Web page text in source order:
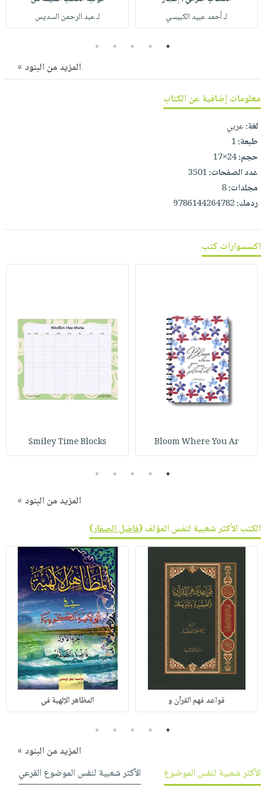
صابون
أطفال
فيديوهات
أسئلة
خدمات
نيل
وفرات
انشر
كتابك
تواصل
معنا
الإصدارات
لـ أحمد عبيد الكبيسي
لـ عبد الرحمن السديس
1
2
3
4
5
المزيد من البنود »
معلومات إضافية عن الكتاب
لغة:عربي
طبعة:1
حجم:24×17
عدد الصفحات:3501
مجلدات:8
ردمك:9786144264782
اكسسوارات كتب
Bloom Where You Ar
Smiley Time Blocks
1
2
3
4
5
المزيد من البنود »
الكتب الأكثر شعبية لنفس المؤلف (فاضل الصفار)
قواعد فهم القرآن و المظاهر الإلهية في
1
2
3
4
5
المزيد من البنود »
الأكثر شعبية لنفس الموضوع
الأكثر شعبية لنفس الموضوع الفرعي